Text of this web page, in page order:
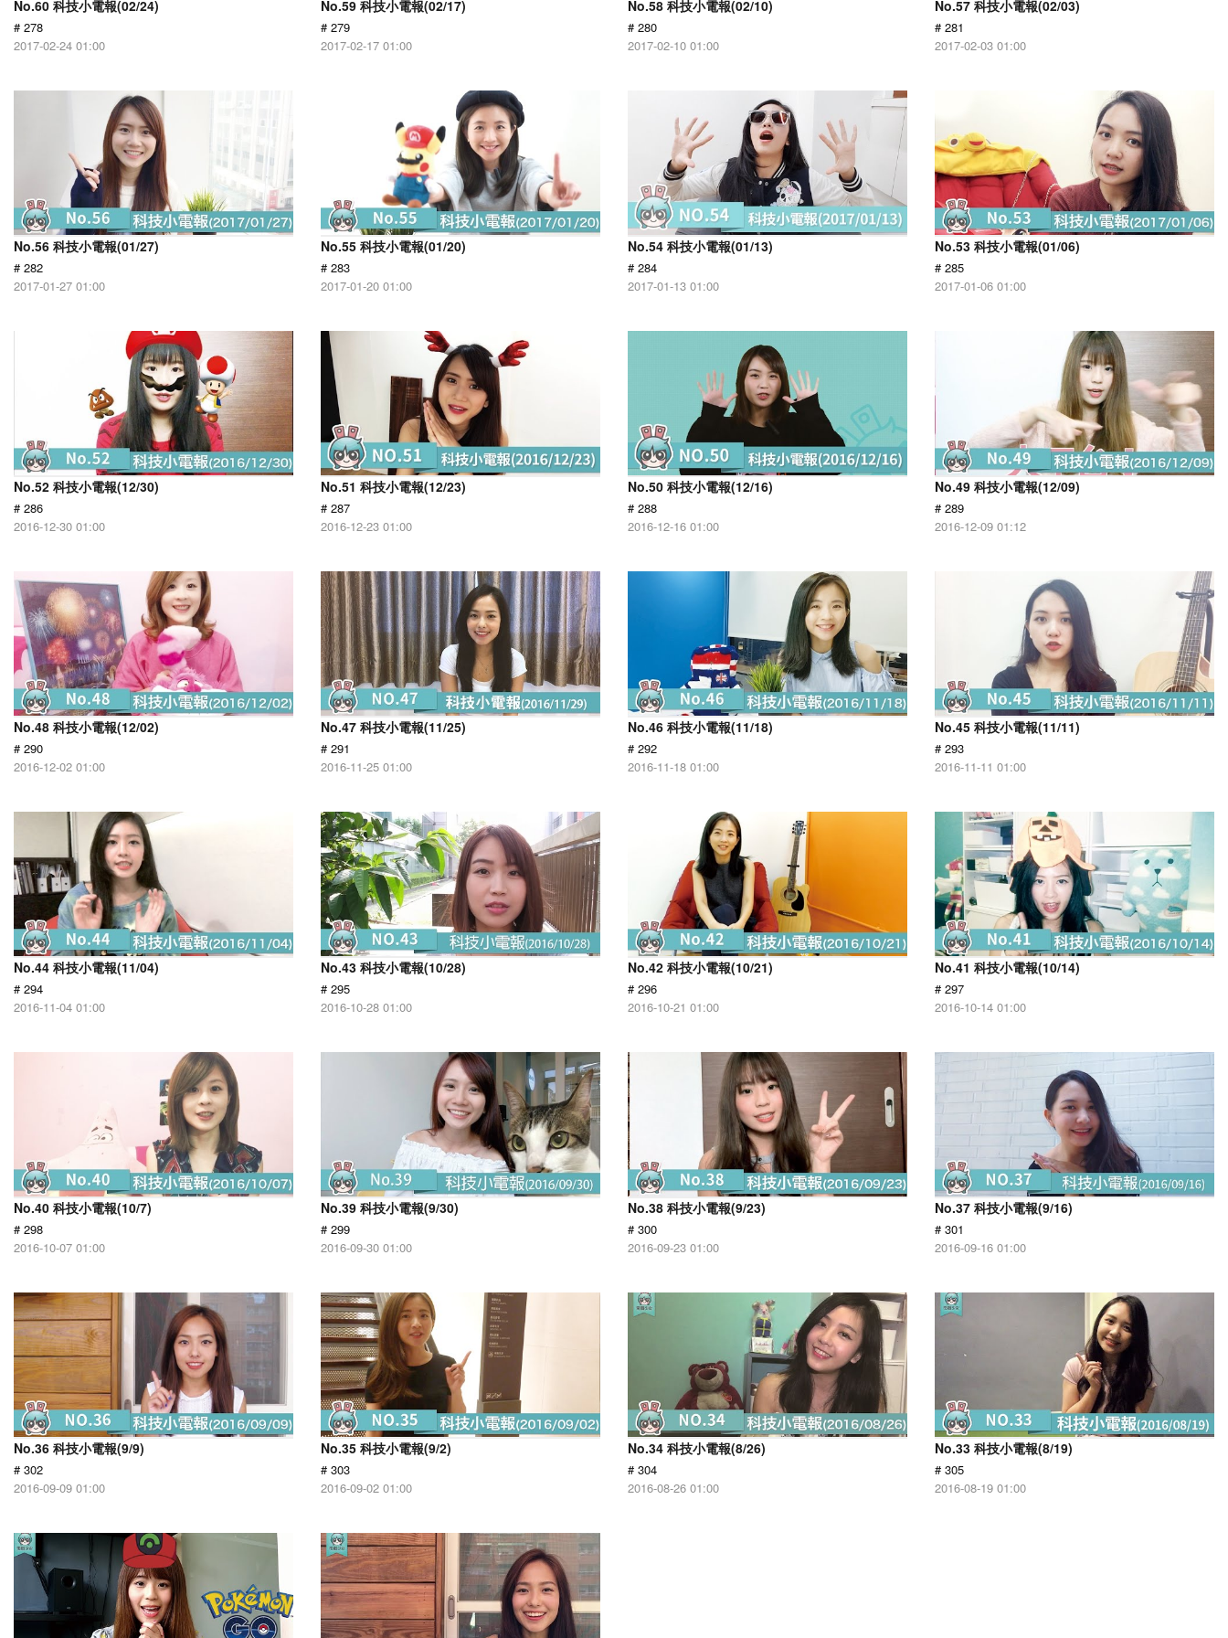
No.60 科技小電報(02/24)
# 278
2017-02-24 01:00
No.59 科技小電報(02/17)
# 279
2017-02-17 01:00
No.58 科技小電報(02/10)
# 280
2017-02-10 01:00
No.57 科技小電報(02/03)
# 281
2017-02-03 01:00
No.56 科技小電報(01/27)
# 282
2017-01-27 01:00
No.55 科技小電報(01/20)
# 283
2017-01-20 01:00
No.54 科技小電報(01/13)
# 284
2017-01-13 01:00
No.53 科技小電報(01/06)
# 285
2017-01-06 01:00
No.52 科技小電報(12/30)
# 286
2016-12-30 01:00
No.51 科技小電報(12/23)
# 287
2016-12-23 01:00
No.50 科技小電報(12/16)
# 288
2016-12-16 01:00
No.49 科技小電報(12/09)
# 289
2016-12-09 01:12
No.48 科技小電報(12/02)
# 290
2016-12-02 01:00
No.47 科技小電報(11/25)
# 291
2016-11-25 01:00
No.46 科技小電報(11/18)
# 292
2016-11-18 01:00
No.45 科技小電報(11/11)
# 293
2016-11-11 01:00
No.44 科技小電報(11/04)
# 294
2016-11-04 01:00
No.43 科技小電報(10/28)
# 295
2016-10-28 01:00
No.42 科技小電報(10/21)
# 296
2016-10-21 01:00
No.41 科技小電報(10/14)
# 297
2016-10-14 01:00
No.40 科技小電報(10/7)
# 298
2016-10-07 01:00
No.39 科技小電報(9/30)
# 299
2016-09-30 01:00
No.38 科技小電報(9/23)
# 300
2016-09-23 01:00
No.37 科技小電報(9/16)
# 301
2016-09-16 01:00
No.36 科技小電報(9/9)
# 302
2016-09-09 01:00
No.35 科技小電報(9/2)
# 303
2016-09-02 01:00
No.34 科技小電報(8/26)
# 304
2016-08-26 01:00
No.33 科技小電報(8/19)
# 305
2016-08-19 01:00